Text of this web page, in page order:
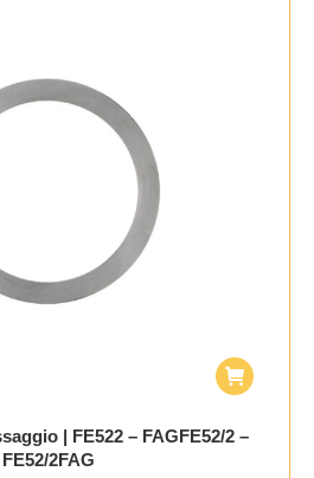
| FE522 – FAGFE52/2 –
FE52/2FAG